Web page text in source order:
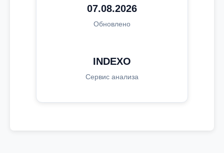
07.08.2026
Обновлено
INDEXO
Сервис анализа